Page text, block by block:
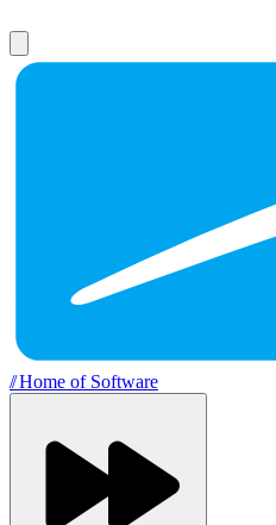
//Home of Software